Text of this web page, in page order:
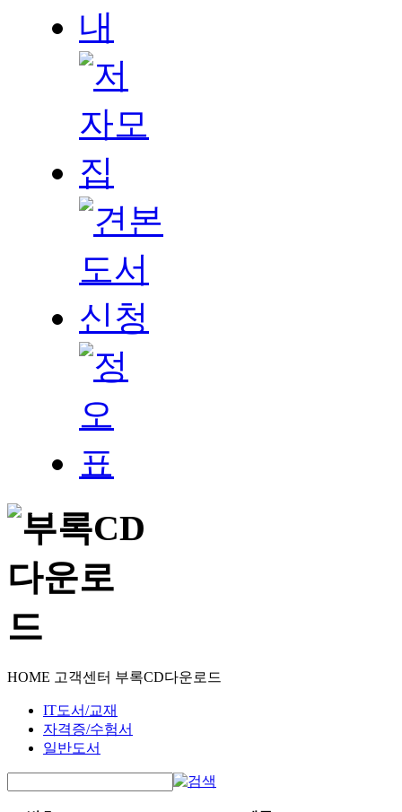
HOME 고객센터 부록CD다운로드
IT도서/교재
자격증/수험서
일반도서